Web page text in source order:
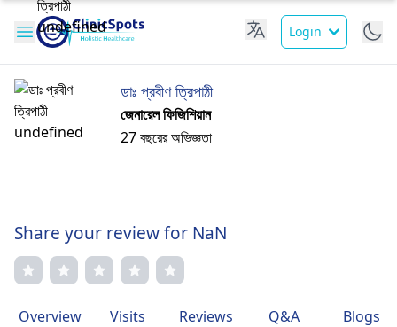
Login
ডাঃ প্রবীণ ত্রিপাঠী
জেনারেল ফিজিশিয়ান
27 বছরের অভিজ্ঞতা
Share your review for NaN
Overview Visits Reviews Q&A Blogs